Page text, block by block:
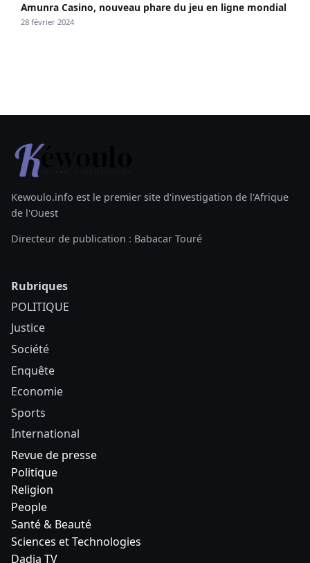
Amunra Casino, nouveau phare du jeu en ligne mondial
28 février 2024
Kewoulo.info est le premier site d'investigation de l'Afrique
de l'Ouest
Directeur de publication : Babacar Touré
Rubriques
POLITIQUE
Justice
Société
Enquête
Economie
Sports
International
Revue de presse
Politique
Religion
People
Santé & Beauté
Sciences et Technologies
Dadia TV